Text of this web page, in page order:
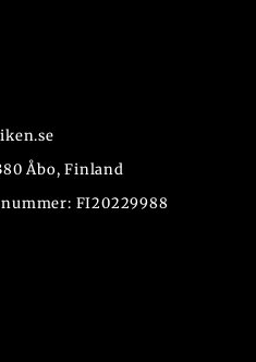
Åbo, Finland
FI20229988